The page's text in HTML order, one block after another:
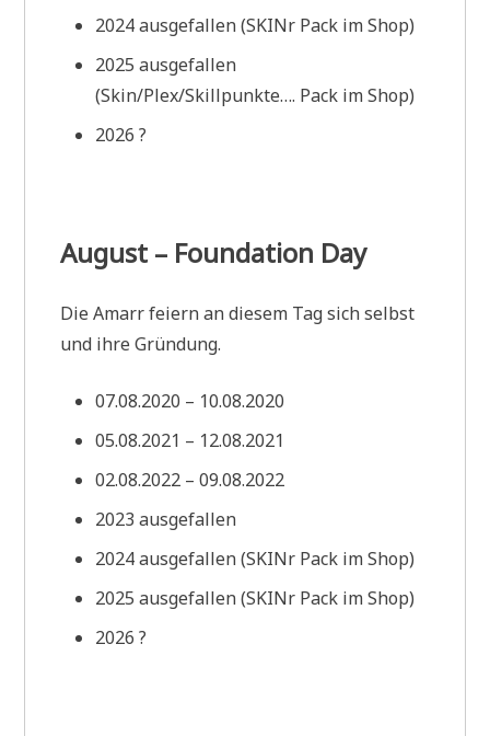
2024 ausgefallen (SKINr Pack im Shop)
2025 ausgefallen
(Skin/Plex/Skillpunkte…. Pack im Shop)
2026 ?
August – Foundation Day
Die Amarr feiern an diesem Tag sich selbst
und ihre Gründung.
07.08.2020 – 10.08.2020
05.08.2021 – 12.08.2021
02.08.2022 – 09.08.2022
2023 ausgefallen
2024 ausgefallen (SKINr Pack im Shop)
2025 ausgefallen (SKINr Pack im Shop)
2026 ?